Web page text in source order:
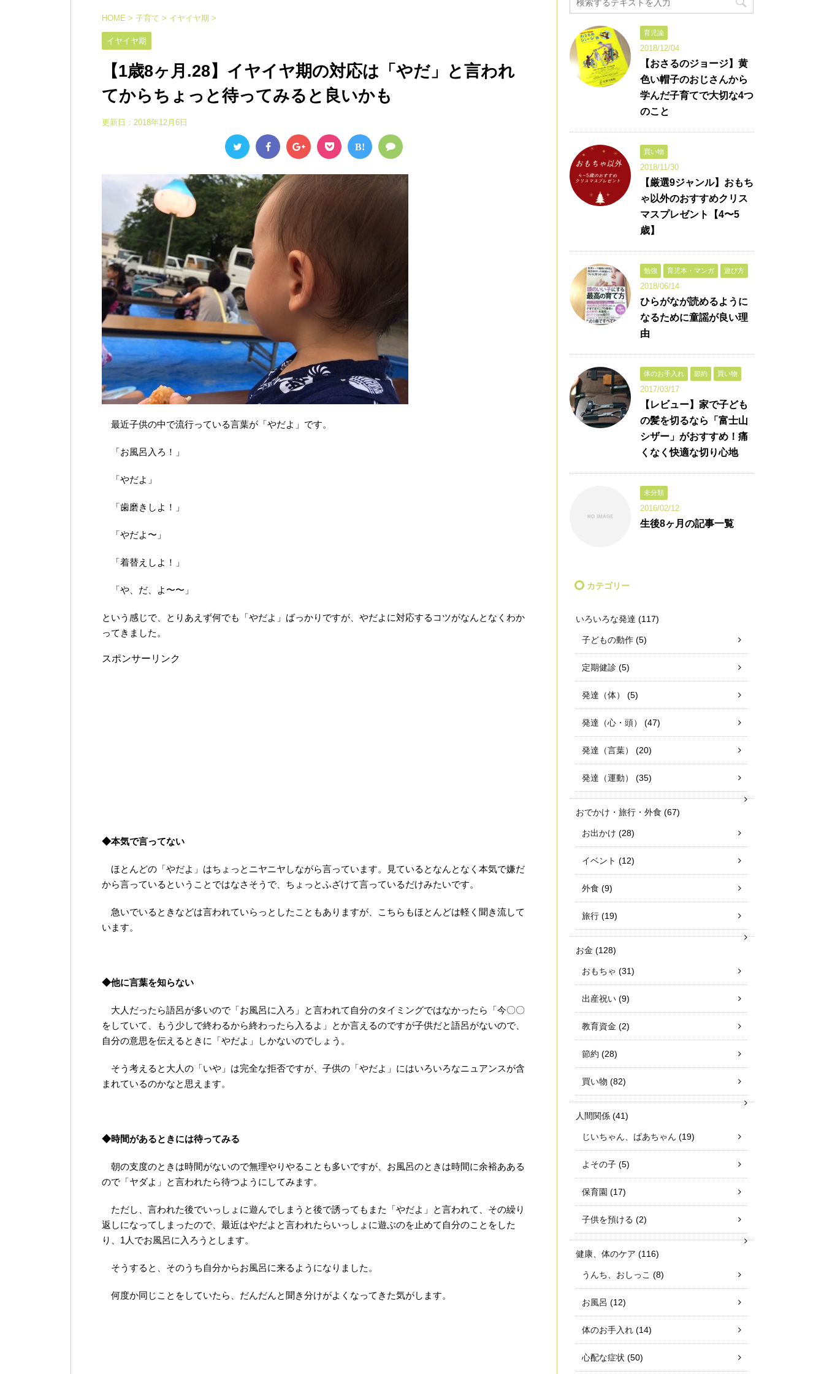
HOME > 子育て > イヤイヤ期 >
イヤイヤ期
【1歳8ヶ月.28】イヤイヤ期の対応は「やだ」と言われ
てからちょっと待ってみると良いかも
更新日： 2018年12月6日
B!
最近子供の中で流行っている言葉が「やだよ」です。
「お風呂入ろ！」
「やだよ」
「歯磨きしよ！」
「やだよ〜」
「着替えしよ！」
「や、だ、よ〜〜」
という感じで、とりあえず何でも「やだよ」ばっかりですが、やだよに対応するコツがなんとなくわか
ってきました。
スポンサーリンク
◆本気で言ってない
ほとんどの「やだよ」はちょっとニヤニヤしながら言っています。見ているとなんとなく本気で嫌だ
から言っているということではなさそうで、ちょっとふざけて言っているだけみたいです。
急いでいるときなどは言われていらっとしたこともありますが、こちらもほとんどは軽く聞き流して
います。
◆他に言葉を知らない
大人だったら語呂が多いので「お風呂に入ろ」と言われて自分のタイミングではなかったら「今〇〇
をしていて、もう少しで終わるから終わったら入るよ」とか言えるのですが子供だと語呂がないので、
自分の意思を伝えるときに「やだよ」しかないのでしょう。
そう考えると大人の「いや」は完全な拒否ですが、子供の「やだよ」にはいろいろなニュアンスが含
まれているのかなと思えます。
◆時間があるときには待ってみる
朝の支度のときは時間がないので無理やりやることも多いですが、お風呂のときは時間に余裕あある
ので「ヤダよ」と言われたら待つようにしてみます。
ただし、言われた後でいっしょに遊んでしまうと後で誘ってもまた「やだよ」と言われて、その繰り
返しになってしまったので、最近はやだよと言われたらいっしょに遊ぶのを止めて自分のことをした
り、1人でお風呂に入ろうとします。
そうすると、そのうち自分からお風呂に来るようになりました。
何度か同じことをしていたら、だんだんと聞き分けがよくなってきた気がします。
育児論
2018/12/04
【おさるのジョージ】黄
色い帽子のおじさんから
学んだ子育てで大切な4つ
のこと
買い物
2018/11/30
【厳選9ジャンル】おもち
ゃ以外のおすすめクリス
マスプレゼント【4〜5
歳】
勉強 育児本・マンガ 遊び方
2018/06/14
ひらがなが読めるように
なるために童謡が良い理
由
体のお手入れ 節約 買い物
2017/03/17
【レビュー】家で子ども
の髪を切るなら「富士山
シザー」がおすすめ！痛
くなく快適な切り心地
未分類
2016/02/12
生後8ヶ月の記事一覧
カテゴリー
いろいろな発達 (117)
子どもの動作 (5)
定期健診 (5)
発達（体） (5)
発達（心・頭） (47)
発達（言葉） (20)
発達（運動） (35)
おでかけ・旅行・外食 (67)
お出かけ (28)
イベント (12)
外食 (9)
旅行 (19)
お金 (128)
おもちゃ (31)
出産祝い (9)
教育資金 (2)
節約 (28)
買い物 (82)
人間関係 (41)
じいちゃん、ばあちゃん (19)
よその子 (5)
保育園 (17)
子供を預ける (2)
健康、体のケア (116)
うんち、おしっこ (8)
お風呂 (12)
体のお手入れ (14)
心配な症状 (50)